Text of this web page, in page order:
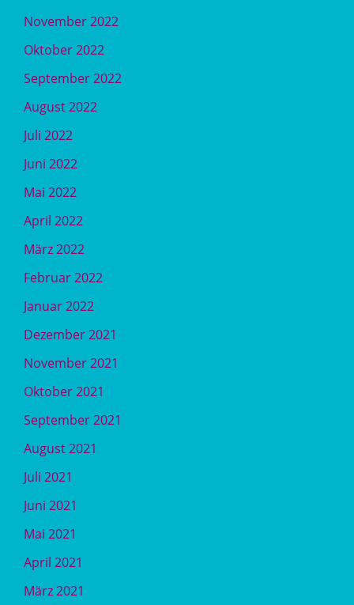
November 2022
Oktober 2022
September 2022
August 2022
Juli 2022
Juni 2022
Mai 2022
April 2022
März 2022
Februar 2022
Januar 2022
Dezember 2021
November 2021
Oktober 2021
September 2021
August 2021
Juli 2021
Juni 2021
Mai 2021
April 2021
März 2021